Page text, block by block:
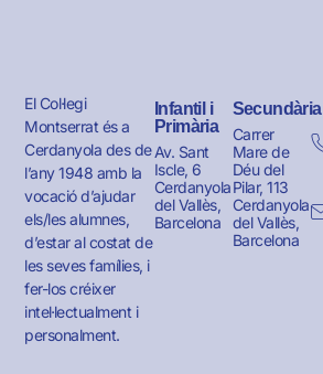
El Col·legi
Montserrat és a
Cerdanyola des de
l’any 1948 amb la
vocació d’ajudar
els/les alumnes,
d’estar al costat de
les seves famílies, i
fer-los créixer
intel·lectualment i
personalment.
Infantil i
Primària
Av. Sant
Iscle, 6
Cerdanyola
del Vallès,
Barcelona
Secundària
Carrer
Mare de
Déu del
Pilar, 113
Cerdanyola
del Vallès,
Barcelona